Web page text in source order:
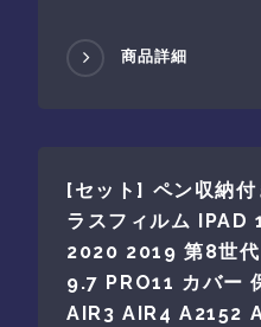
商品詳細
[セット] ペン収納
ラスフィルム IPAD
2020 2019 第8世
9.7 PRO11 カバー
AIR3 AIR4 A2152